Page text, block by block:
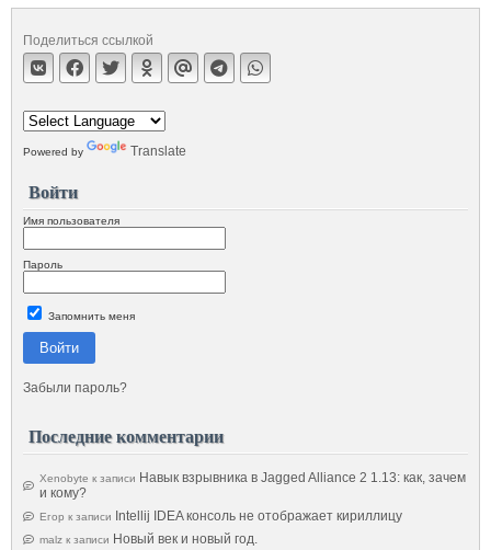
Поделиться ссылкой
Powered by Translate
Войти
Имя пользователя
Пароль
Запомнить меня
Войти
Забыли пароль?
Последние комментарии
Xenobyte к записи Навык взрывника в Jagged Alliance 2 1.13: как, зачем
и кому?
Егор к записи Intellij IDEA консоль не отображает кириллицу
malz к записи Новый век и новый год.